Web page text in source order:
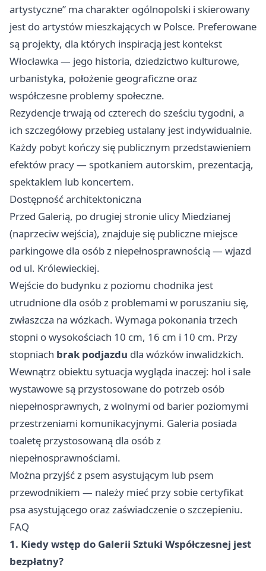
artystyczne” ma charakter ogólnopolski i skierowany
jest do artystów mieszkających w Polsce. Preferowane
są projekty, dla których inspiracją jest kontekst
Włocławka — jego historia, dziedzictwo kulturowe,
urbanistyka, położenie geograficzne oraz
współczesne problemy społeczne.
Rezydencje trwają od czterech do sześciu tygodni, a
ich szczegółowy przebieg ustalany jest indywidualnie.
Każdy pobyt kończy się publicznym przedstawieniem
efektów pracy — spotkaniem autorskim, prezentacją,
spektaklem lub koncertem.
Dostępność architektoniczna
Przed Galerią, po drugiej stronie ulicy Miedzianej
(naprzeciw wejścia), znajduje się publiczne miejsce
parkingowe dla osób z niepełnosprawnością — wjazd
od ul. Królewieckiej.
Wejście do budynku z poziomu chodnika jest
utrudnione dla osób z problemami w poruszaniu się,
zwłaszcza na wózkach. Wymaga pokonania trzech
stopni o wysokościach 10 cm, 16 cm i 10 cm. Przy
stopniach brak podjazdu dla wózków inwalidzkich.
Wewnątrz obiektu sytuacja wygląda inaczej: hol i sale
wystawowe są przystosowane do potrzeb osób
niepełnosprawnych, z wolnymi od barier poziomymi
przestrzeniami komunikacyjnymi. Galeria posiada
toaletę przystosowaną dla osób z
niepełnosprawnościami.
Można przyjść z psem asystującym lub psem
przewodnikiem — należy mieć przy sobie certyfikat
psa asystującego oraz zaświadczenie o szczepieniu.
FAQ
1. Kiedy wstęp do Galerii Sztuki Współczesnej jest
bezpłatny?